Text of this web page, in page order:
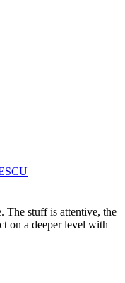
The stuff is attentive, the
on a deeper level with